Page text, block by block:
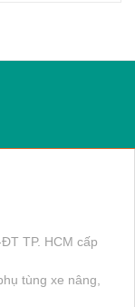
TP. HCM cấp
tùng xe nâng,